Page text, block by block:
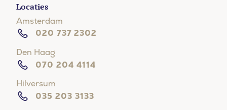
Locaties
Amsterdam
020 737 2302
Den Haag
070 204 4114
Hilversum
035 203 3133